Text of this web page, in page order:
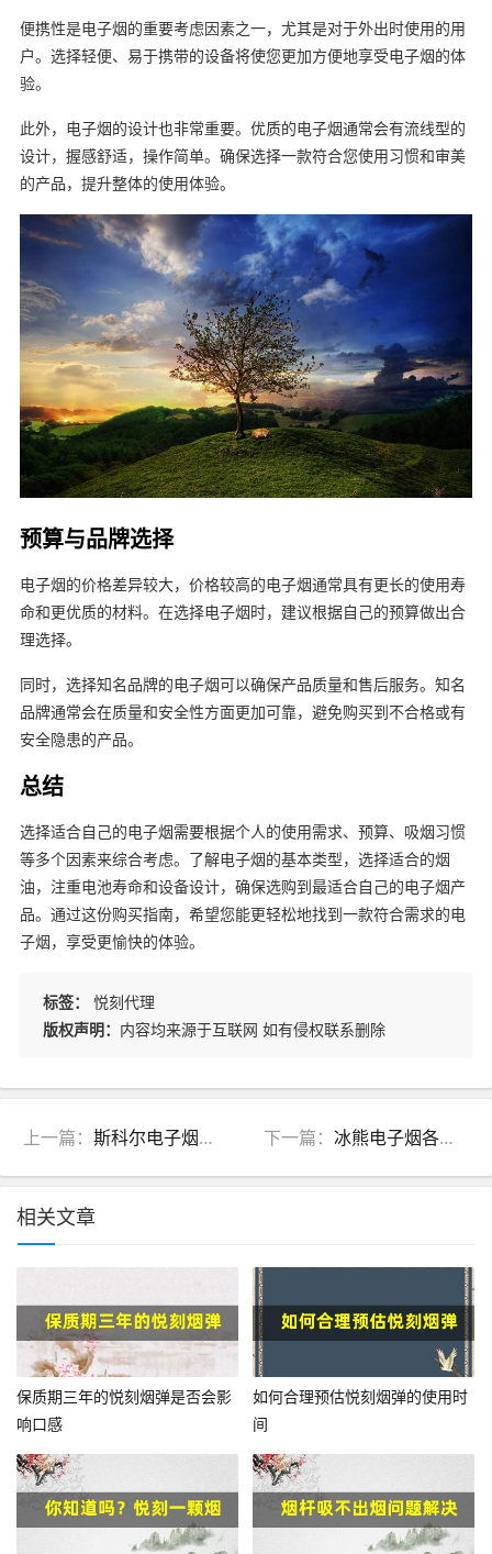
便携性是电子烟的重要考虑因素之一，尤其是对于外出时使用的用
户。选择轻便、易于携带的设备将使您更加方便地享受电子烟的体
验。
此外，电子烟的设计也非常重要。优质的电子烟通常会有流线型的
设计，握感舒适，操作简单。确保选择一款符合您使用习惯和审美
的产品，提升整体的使用体验。
预算与品牌选择
电子烟的价格差异较大，价格较高的电子烟通常具有更长的使用寿
命和更优质的材料。在选择电子烟时，建议根据自己的预算做出合
理选择。
同时，选择知名品牌的电子烟可以确保产品质量和售后服务。知名
品牌通常会在质量和安全性方面更加可靠，避免购买到不合格或有
安全隐患的产品。
总结
选择适合自己的电子烟需要根据个人的使用需求、预算、吸烟习惯
等多个因素来综合考虑。了解电子烟的基本类型，选择适合的烟
油，注重电池寿命和设备设计，确保选购到最适合自己的电子烟产
品。通过这份购买指南，希望您能更轻松地找到一款符合需求的电
子烟，享受更愉快的体验。
标签：
悦刻代理
版权声明： 内容均来源于互联网 如有侵权联系删除
上一篇： 斯科尔电子烟的市场前景与创新趋势分析 下一篇：冰熊电子烟各大口味对比，哪个最适合你
相关文章
保质期三年的悦刻烟弹是否会影
响口感
如何合理预估悦刻烟弹的使用时
间